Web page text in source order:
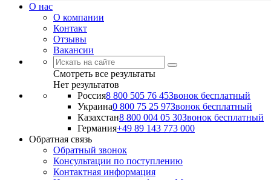
О нас
О компании
Контакт
Отзывы
Вакансии
Смотреть все результаты
Нет результатов
Россия8 800 505 76 45Звонок бесплатный
Украина0 800 75 25 97Звонок бесплатный
Казахстан8 800 004 05 30Звонок бесплатный
Германия+49 89 143 773 000
Обратная связь
Обратный звонок
Консультации по поступлению
Контактная информация